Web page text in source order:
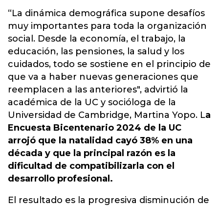
“La dinámica demográfica supone desafíos
muy importantes para toda la organización
social. Desde la economía, el trabajo, la
educación, las pensiones, la salud y los
cuidados, todo se sostiene en el principio de
que va a haber nuevas generaciones que
reemplacen a las anteriores", advirtió la
académica de la UC y socióloga de la
Universidad de Cambridge, Martina Yopo. La
Encuesta Bicentenario 2024 de la UC
arrojó que la natalidad cayó 38% en una
década y que la principal razón es la
dificultad de compatibilizarla con el
desarrollo profesional.
El resultado es la progresiva disminución de